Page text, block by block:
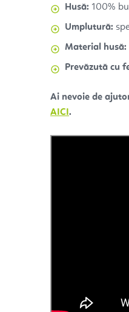
Husă: 100%
Umplutură:
Material husă:
Prevăzută cu
Ai nevoie de
AICI.